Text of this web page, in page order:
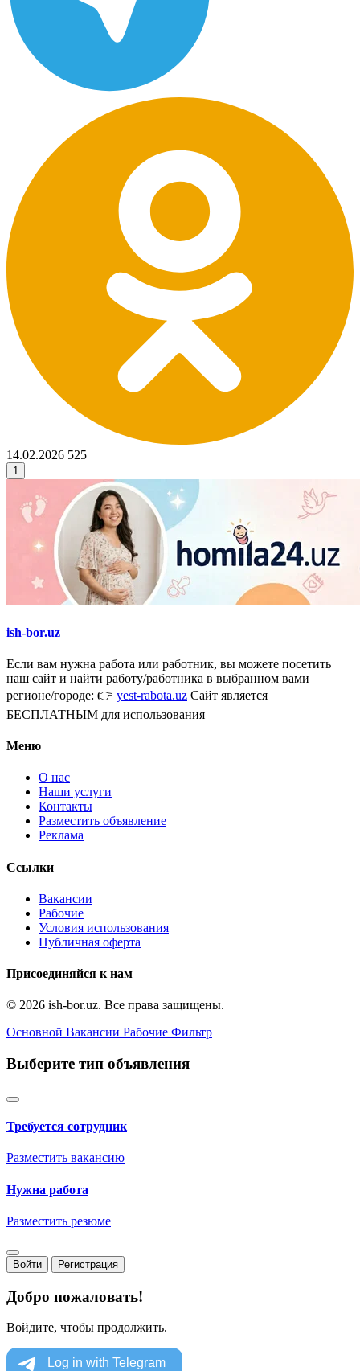
14.02.2026 525
1
ish-bor.uz
Если вам нужна работа или работник, вы можете посетить
наш сайт и найти работу/работника в выбранном вами
регионе/городе: 👉 yest-rabota.uz Сайт является
БЕСПЛАТНЫМ для использования
Меню
О нас
Наши услуги
Контакты
Разместить объявление
Реклама
Ссылки
Вакансии
Рабочие
Условия использования
Публичная оферта
Присоединяйся к нам
© 2026 ish-bor.uz. Все права защищены.
Основной Вакансии Рабочие Фильтр
Выберите тип объявления
Требуется сотрудник
Разместить вакансию
Нужна работа
Разместить резюме
Войти Регистрация
Добро пожаловать!
Войдите, чтобы продолжить.